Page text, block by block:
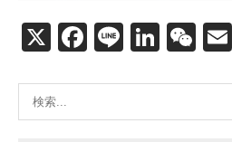
X
F
c
e
Li
e
Li
k
e
W
C
h